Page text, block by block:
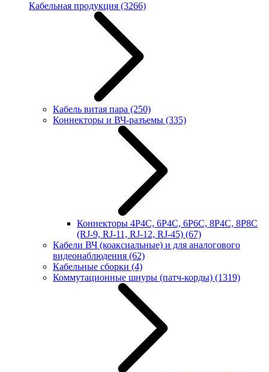
Кабельная продукция (3266)
Кабель витая пара (250)
Коннекторы и ВЧ-разъемы (335)
Коннекторы 4P4C, 6P4C, 6P6C, 8P4C, 8P8C
(RJ-9, RJ-11, RJ-12, RJ-45) (67)
Кабели ВЧ (коаксиальные) и для аналогового
видеонаблюдения (62)
Кабельные сборки (4)
Коммутационные шнуры (патч-корды) (1319)